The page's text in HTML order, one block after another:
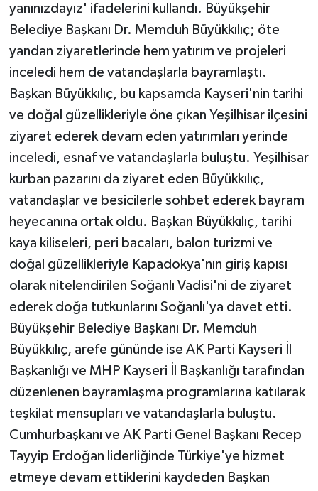
yanınızdayız' ifadelerini kullandı. Büyükşehir
Belediye Başkanı Dr. Memduh Büyükkılıç; öte
yandan ziyaretlerinde hem yatırım ve projeleri
inceledi hem de vatandaşlarla bayramlaştı.
Başkan Büyükkılıç, bu kapsamda Kayseri'nin tarihi
ve doğal güzellikleriyle öne çıkan Yeşilhisar ilçesini
ziyaret ederek devam eden yatırımları yerinde
inceledi, esnaf ve vatandaşlarla buluştu. Yeşilhisar
kurban pazarını da ziyaret eden Büyükkılıç,
vatandaşlar ve besicilerle sohbet ederek bayram
heyecanına ortak oldu. Başkan Büyükkılıç, tarihi
kaya kiliseleri, peri bacaları, balon turizmi ve
doğal güzellikleriyle Kapadokya'nın giriş kapısı
olarak nitelendirilen Soğanlı Vadisi'ni de ziyaret
ederek doğa tutkunlarını Soğanlı'ya davet etti.
Büyükşehir Belediye Başkanı Dr. Memduh
Büyükkılıç, arefe gününde ise AK Parti Kayseri İl
Başkanlığı ve MHP Kayseri İl Başkanlığı tarafından
düzenlenen bayramlaşma programlarına katılarak
teşkilat mensupları ve vatandaşlarla buluştu.
Cumhurbaşkanı ve AK Parti Genel Başkanı Recep
Tayyip Erdoğan liderliğinde Türkiye'ye hizmet
etmeye devam ettiklerini kaydeden Başkan